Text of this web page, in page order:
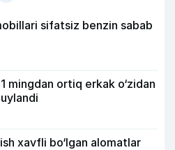
sifatsiz benzin sabab
mingdan ortiq erkak o‘zidan
xavfli bo‘lgan alomatlar